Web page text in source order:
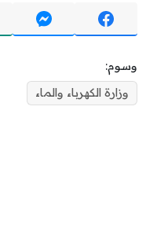
وسوم:
وزارة الكهرباء والماء